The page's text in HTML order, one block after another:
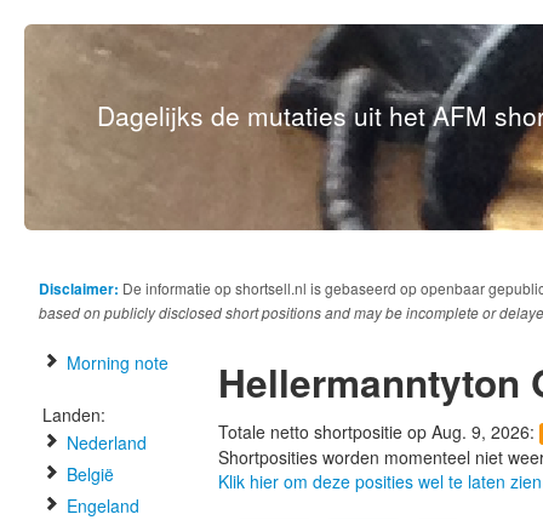
Dagelijks de mutaties uit het AFM
Disclaimer: De informatie op shortsell.nl is gebaseerd op openbaar
based on publicly disclosed short positions and may be incomplete or
Morning note
Landen:
Nederland
België
Engeland
Hellermanntyton
Totale netto shortpositie op Aug. 9, 2026:
Shortposities worden momenteel niet
Klik hier om deze posities wel te laten zien